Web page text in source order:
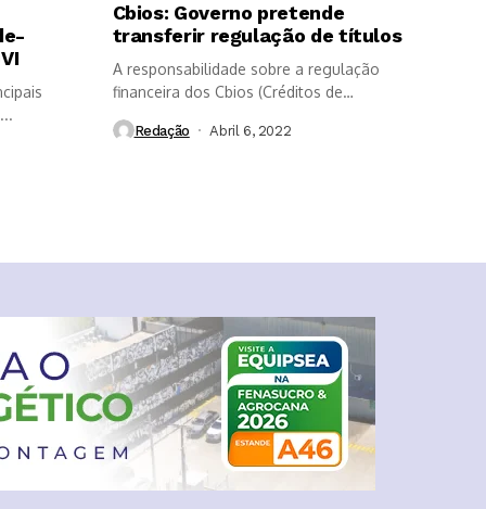
Cbios: Governo pretende
transferir regulação de títulos
A responsabilidade sobre a regulação
financeira dos Cbios (Créditos de
Redação Abril 6, 2022